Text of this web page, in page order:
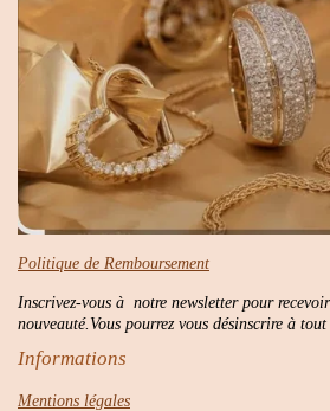
Politique de Remboursement
Inscrivez-vous à notre newsletter pour
nouveauté.Vous pourrez vous désinscrire à tout
Informations
Mentions légales